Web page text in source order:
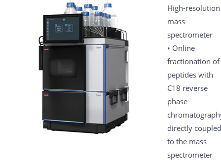
High-resolution
mass
spectrometer
• Online
fractionation of
peptides with
C18 reverse
phase
directly coupled
to the mass
spectrometer